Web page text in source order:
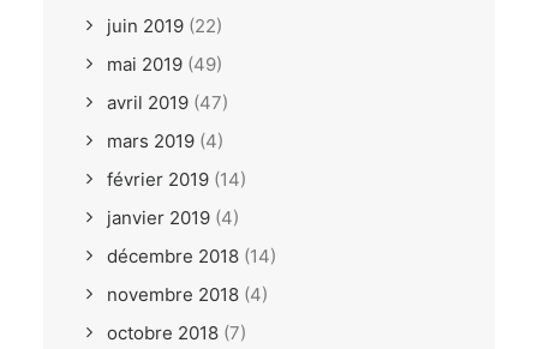
juin 2019 (22)
mai 2019 (49)
avril 2019 (47)
mars 2019 (4)
février 2019 (14)
janvier 2019 (4)
décembre 2018 (14)
novembre 2018 (4)
octobre 2018 (7)